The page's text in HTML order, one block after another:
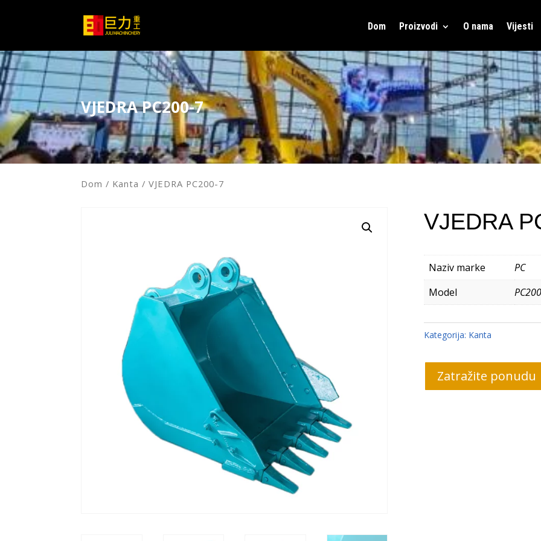
Dom Proizvodi O nama Vijesti
VJEDRA PC200-7
Dom / Kanta / VJEDRA PC200-7
VJEDRA
Naziv marke
PC
Model
Kategorija: Kanta
Zatražite ponudu